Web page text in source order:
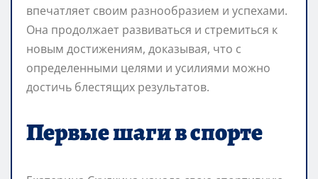
впечатляет своим разнообразием и успехами.
Она продолжает развиваться и стремиться к
новым достижениям, доказывая, что с
определенными целями и усилиями можно
достичь блестящих результатов.
Первые шаги в спорте